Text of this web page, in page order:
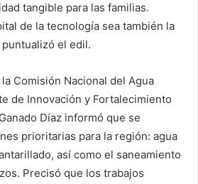
tangible para las familias.
de la tecnología sea también la
el edil.
Comisión Nacional del Agua
de Innovación y Fortalecimiento
Díaz informó que se
prioritarias para la región: agua
así como el saneamiento
Precisó que los trabajos